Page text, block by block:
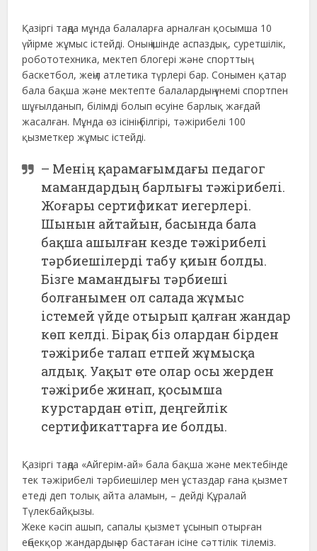
Қазіргі таңда мұнда балаларға арналған қосымша 10
үйірме жұмыс істейді. Оның ішінде аспаздық, суретшілік,
робототехника, мектеп блогері және спорттың
баскетбол, жеңіл атлетика түрлері бар. Сонымен қатар
бала бақша және мектепте балалардың үнемі спортпен
шұғылданып, білімді болып өсуіне барлық жағдай
жасалған. Мұнда өз ісінің білгірі, тәжірибелі 100
қызметкер жұмыс істейді.
– Менің қарамағымдағы педагог
мамандардың барлығы тәжірибелі.
Жоғары сертификат иегерлері.
Шынын айтайын, басында бала
бақша ашылған кезде тәжірибелі
тәрбиешілерді табу қиын болды.
Бізге мамандығы тәрбиеші
болғанымен ол салада жұмыс
істемей үйде отырып қалған жандар
көп келді. Бірақ біз олардан бірден
тәжірибе талап етпей жұмысқа
алдық. Уақыт өте олар осы жерден
тәжірибе жинап, қосымша
курстардан өтіп, деңгейлік
сертификаттарға ие болды.
Қазіргі таңда «Айгерім-ай» бала бақша және мектебінде
тек тәжірибелі тәрбиешілер мен ұстаздар ғана қызмет
етеді деп толық айта аламын, – дейді Құралай
Түлекбайқызы.
Жеке кәсіп ашып, сапалы қызмет ұсынып отырған
еңбекқор жандардың әр бастаған ісіне сәттілік тілеміз.